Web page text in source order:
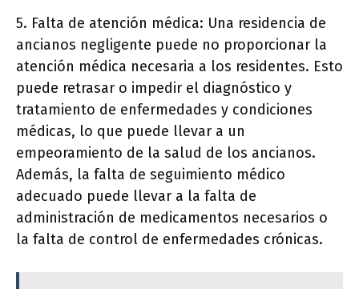
5. Falta de atención médica: Una residencia de
ancianos negligente puede no proporcionar la
atención médica necesaria a los residentes. Esto
puede retrasar o impedir el diagnóstico y
tratamiento de enfermedades y condiciones
médicas, lo que puede llevar a un
empeoramiento de la salud de los ancianos.
Además, la falta de seguimiento médico
adecuado puede llevar a la falta de
administración de medicamentos necesarios o
la falta de control de enfermedades crónicas.